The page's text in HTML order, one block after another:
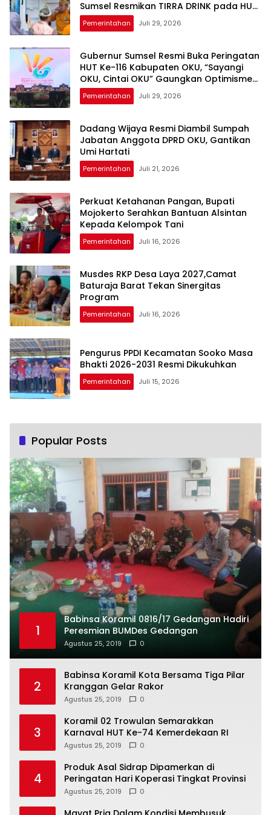
Sumsel Resmikan TIRRA DRINK pada HUT
Ke-116 OKU
Pemerintahan Juli 29, 2026
Gubernur Sumsel Resmi Buka Peringatan
HUT Ke-116 Kabupaten OKU, “Sayangi
OKU, Cintai OKU” Gaungkan Optimisme
Pembangunan
Pemerintahan Juli 29, 2026
Dadang Wijaya Resmi Diambil Sumpah
Jabatan Anggota DPRD OKU, Gantikan
Umi Hartati
Pemerintahan Juli 21, 2026
Perkuat Ketahanan Pangan, Bupati
Mojokerto Serahkan Bantuan Alsintan
Kepada Kelompok Tani
Pemerintahan Juli 16, 2026
Musdes RKP Desa Laya 2027,Camat
Baturaja Barat Tekan Sinergitas
Program
Pemerintahan Juli 16, 2026
Pengurus PPDI Kecamatan Sooko Masa
Bhakti 2026-2031 Resmi Dikukuhkan
Pemerintahan Juli 15, 2026
Popular Posts
1
Babinsa Koramil 0816/17 Gedangan Hadiri
Peresmian BUMDes Gedangan
Agustus 25, 2019 0
2
Babinsa Koramil Kota Bersama Tiga Pilar
Kranggan Gelar Rakor
Agustus 25, 2019 0
3
Koramil 02 Trowulan Semarakkan
Karnaval HUT Ke-74 Kemerdekaan RI
Agustus 25, 2019 0
4
Produk Asal Sidrap Dipamerkan di
Peringatan Hari Koperasi Tingkat Provinsi
Agustus 25, 2019 0